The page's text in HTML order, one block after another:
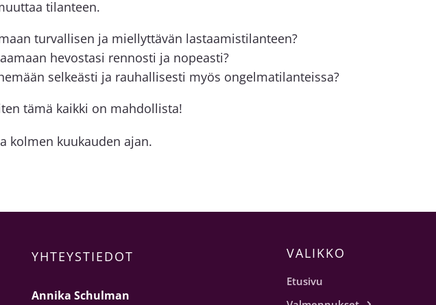
tilanteen.
turvallisen ja miellyttävän lastaamistilanteen?
hevostasi rennosti ja nopeasti?
selkeästi ja rauhallisesti myös ongelmatilanteissa?
tämä kaikki on mahdollista!
kolmen kuukauden ajan.
YHTEYSTIEDOT
Annika Schulman
VALIKKO
Etusivu